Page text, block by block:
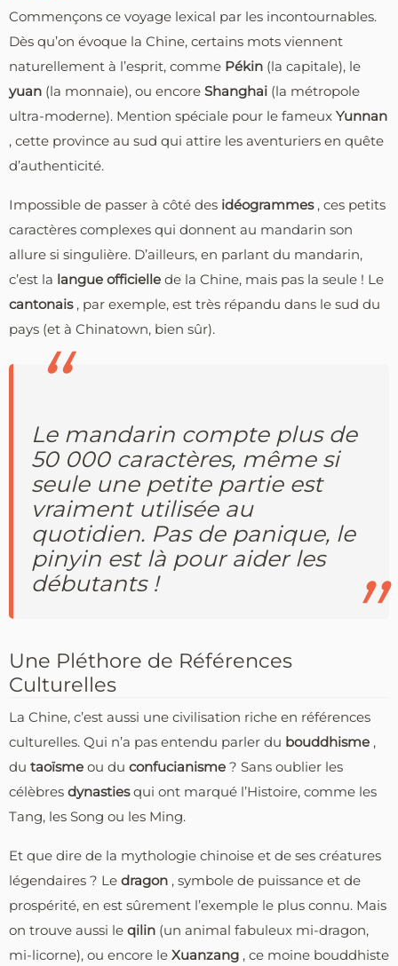
Commençons ce voyage lexical par les incontournables.
Dès qu’on évoque la Chine, certains mots viennent
naturellement à l’esprit, comme Pékin (la capitale), le
yuan (la monnaie), ou encore Shanghai (la métropole
ultra-moderne). Mention spéciale pour le fameux Yunnan
, cette province au sud qui attire les aventuriers en quête
d’authenticité.
Impossible de passer à côté des idéogrammes , ces petits
caractères complexes qui donnent au mandarin son
allure si singulière. D’ailleurs, en parlant du mandarin,
c’est la langue officielle de la Chine, mais pas la seule ! Le
cantonais , par exemple, est très répandu dans le sud du
pays (et à Chinatown, bien sûr).
Le mandarin compte plus de
50 000 caractères, même si
seule une petite partie est
vraiment utilisée au
quotidien. Pas de panique, le
pinyin est là pour aider les
débutants !
Une Pléthore de Références
Culturelles
La Chine, c’est aussi une civilisation riche en références
culturelles. Qui n’a pas entendu parler du bouddhisme ,
du taoïsme ou du confucianisme ? Sans oublier les
célèbres dynastiesqui ont marqué l’Histoire, comme les
Tang, les Song ou les Ming.
Et que dire de la mythologie chinoise et de ses créatures
légendaires ? Le dragon , symbole de puissance et de
prospérité, en est sûrement l’exemple le plus connu. Mais
on trouve aussi le qilin (un animal fabuleux mi-dragon,
mi-licorne), ou encore le Xuanzang , ce moine bouddhiste